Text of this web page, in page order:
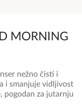
MORNING
nežno čisti i
i smanjuje vidljivost
pogodan za jutarnju